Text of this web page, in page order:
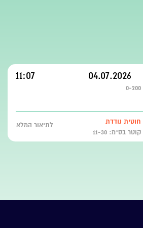
04.07.2026
11:07
0-200
חוטית נודדת
קוטר בס״מ: 11-30
לתיאור המלא